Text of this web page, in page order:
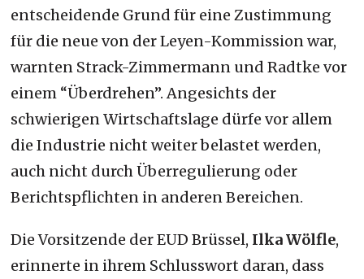
entscheidende Grund für eine Zustimmung
für die neue von der Leyen-Kommission war,
warnten Strack-Zimmermann und Radtke vor
einem “Überdrehen”. Angesichts der
schwierigen Wirtschaftslage dürfe vor allem
die Industrie nicht weiter belastet werden,
auch nicht durch Überregulierung oder
Berichtspflichten in anderen Bereichen.
Die Vorsitzende der EUD Brüssel, Ilka Wölfle,
erinnerte in ihrem Schlusswort daran, dass